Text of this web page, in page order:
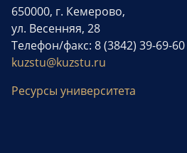
650000, г. Кемерово,
ул. Весенняя, 28
Телефон/факс: 8 (3842) 39-69-60
kuzstu@kuzstu.ru
Ресурсы университета